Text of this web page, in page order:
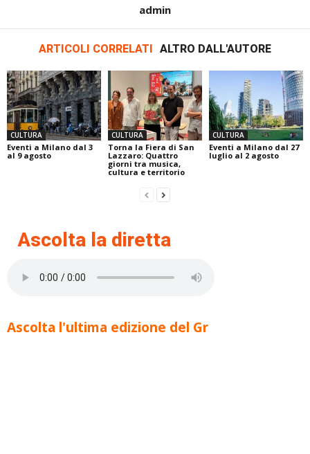
admin
ARTICOLI CORRELATI ALTRO DALL'AUTORE
CULTURA
Eventi a Milano dal 3
al 9 agosto
CULTURA
Torna la Fiera di San
Lazzaro: Quattro
giorni tra musica,
cultura e territorio
CULTURA
Eventi a Milano dal 27
luglio al 2 agosto
Ascolta la diretta
Ascolta l'ultima edizione del Gr